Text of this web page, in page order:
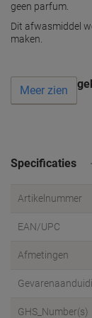
geen parfum.
Dit afwasmiddel
maken.
Vaak samen
Meer zien
Specificaties
Artikelnummer
EAN/UPC
Afmetingen
GHS_Number(s)